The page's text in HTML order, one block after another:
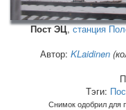
Пост ЭЦ,станция
Автор: KLaidinen
Тэги:
Снимок одобрил для